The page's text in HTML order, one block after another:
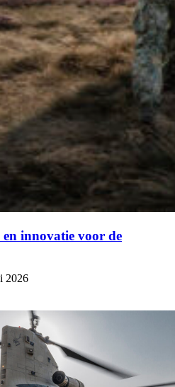
innovatie voor de
2026